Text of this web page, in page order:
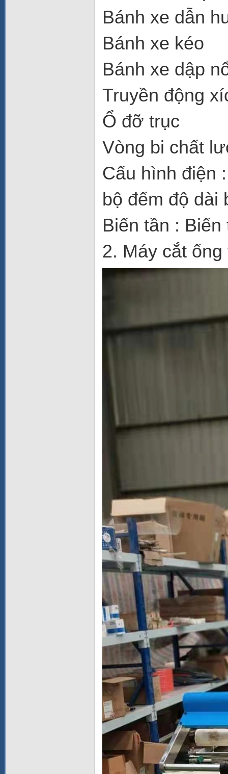
Bánh xe dẫn
Bánh xe kéo
Bánh xe dập
Truyền động
Ổ đỡ trục
Vòng bi chất
Cấu hình điện
bộ đếm độ dài
Biến tần : Biến
2. Máy cắt